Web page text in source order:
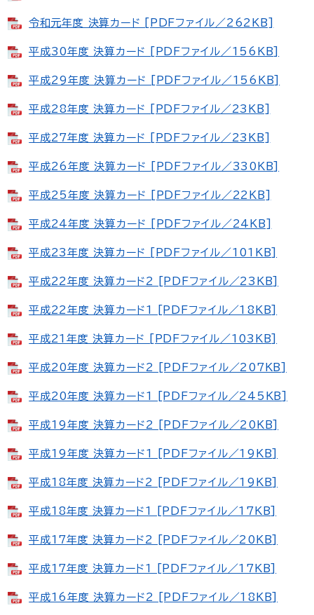
令和元年度 決算カード [PDFファイル／262KB]
平成30年度 決算カード [PDFファイル／156KB]
平成29年度 決算カード [PDFファイル／156KB]
平成28年度 決算カード [PDFファイル／23KB]
平成27年度 決算カード [PDFファイル／23KB]
平成26年度 決算カード [PDFファイル／330KB]
平成25年度 決算カード [PDFファイル／22KB]
平成24年度 決算カード [PDFファイル／24KB]
平成23年度 決算カード [PDFファイル／101KB]
平成22年度 決算カード2 [PDFファイル／23KB]
平成22年度 決算カード1 [PDFファイル／18KB]
平成21年度 決算カード [PDFファイル／103KB]
平成20年度 決算カード2 [PDFファイル／207KB]
平成20年度 決算カード1 [PDFファイル／245KB]
平成19年度 決算カード2 [PDFファイル／20KB]
平成19年度 決算カード1 [PDFファイル／19KB]
平成18年度 決算カード2 [PDFファイル／19KB]
平成18年度 決算カード1 [PDFファイル／17KB]
平成17年度 決算カード2 [PDFファイル／20KB]
平成17年度 決算カード1 [PDFファイル／17KB]
平成16年度 決算カード2 [PDFファイル／18KB]